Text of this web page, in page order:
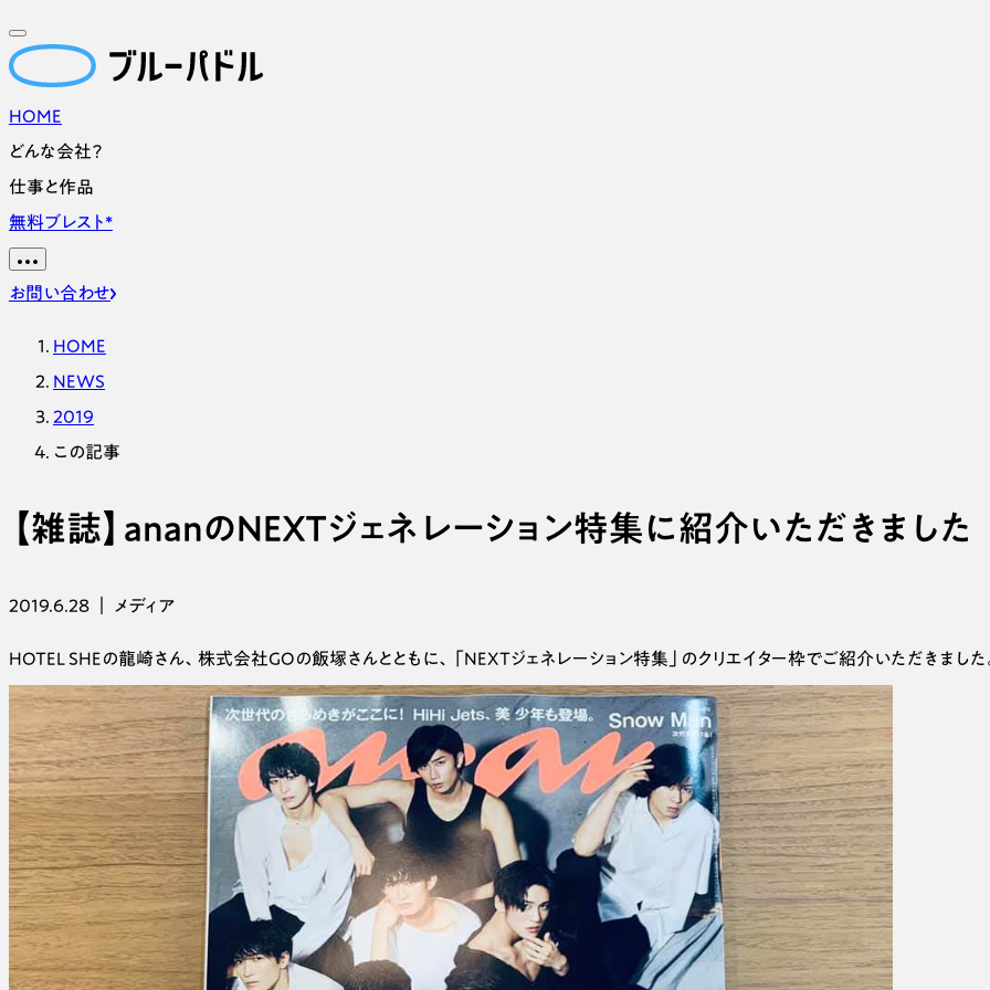
HOME
どんな会社？
仕事と作品
無料ブレスト*
お問い合わせ
HOME
NEWS
2019
この記事
【雑誌】 ananのNEXTジェネレーション特集に紹介いただきました
2019.6.28 メディア
HOTEL SHEの龍崎さん、株式会社GOの飯塚さんとともに、「NEXTジェネレーション特集」のクリエイター枠でご紹介いただきました